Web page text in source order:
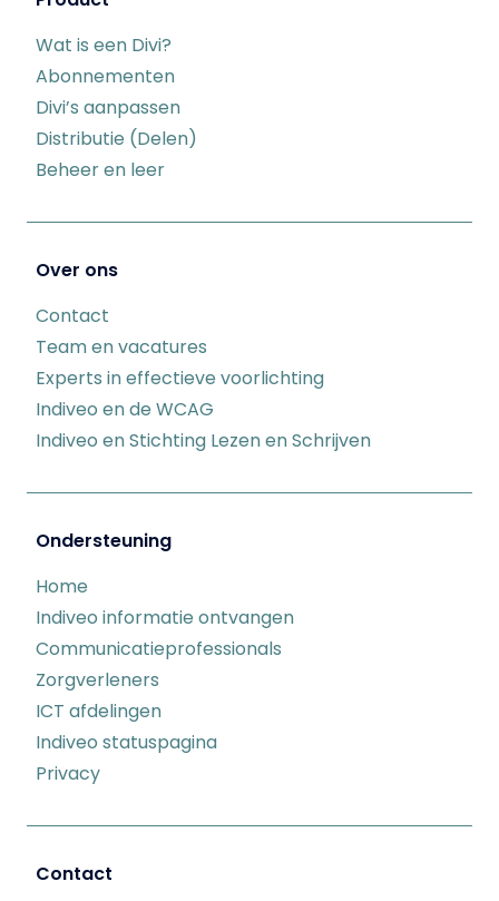
Wat is een Divi?
Abonnementen
Divi’s aanpassen
Distributie (Delen)
Beheer en leer
Over ons
Contact
Team en vacatures
Experts in effectieve voorlichting
Indiveo en de WCAG
Indiveo en Stichting Lezen en Schrijven
Ondersteuning
Home
Indiveo informatie ontvangen
Communicatieprofessionals
Zorgverleners
ICT afdelingen
Indiveo statuspagina
Privacy
Contact